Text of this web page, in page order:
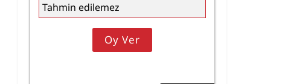
Tahmin edilemez